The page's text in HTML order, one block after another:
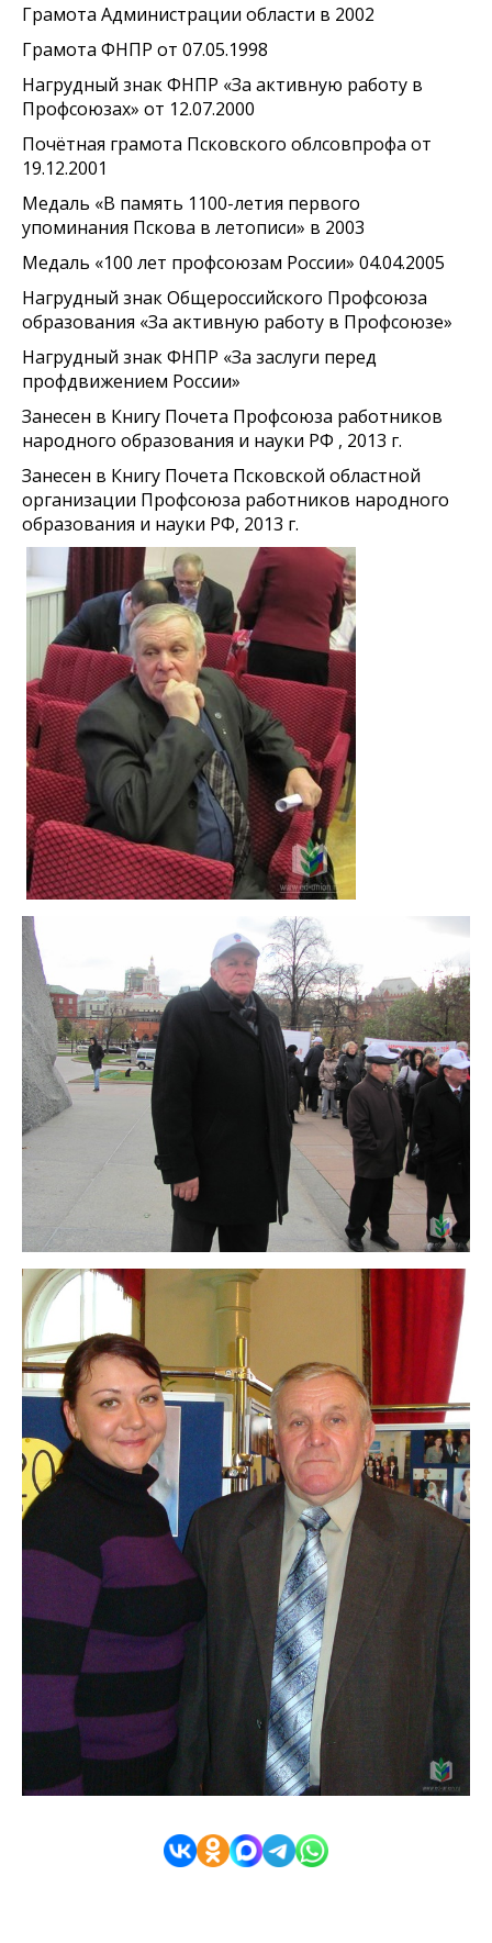
Грамота Администрации области в 2002
Грамота ФНПР от 07.05.1998
Нагрудный знак ФНПР «За активную работу в
Профсоюзах» от 12.07.2000
Почётная грамота Псковского облсовпрофа от
19.12.2001
Медаль «В память 1100-летия первого
упоминания Пскова в летописи» в 2003
Медаль «100 лет профсоюзам России» 04.04.2005
Нагрудный знак Общероссийского Профсоюза
образования «За активную работу в Профсоюзе»
Нагрудный знак ФНПР «За заслуги перед
профдвижением России»
Занесен в Книгу Почета Профсоюза работников
народного образования и науки РФ , 2013 г.
Занесен в Книгу Почета Псковской областной
организации Профсоюза работников народного
образования и науки РФ, 2013 г.